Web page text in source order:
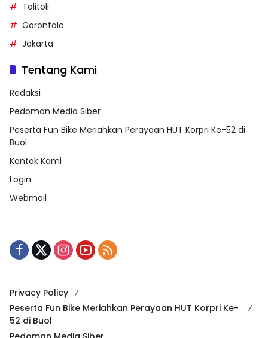
Tolitoli
Gorontalo
Jakarta
Tentang Kami
Redaksi
Pedoman Media Siber
Peserta Fun Bike Meriahkan Perayaan HUT Korpri Ke-52 di
Buol
Kontak Kami
Login
Webmail
Privacy Policy
Peserta Fun Bike Meriahkan Perayaan HUT Korpri Ke-
52 di Buol